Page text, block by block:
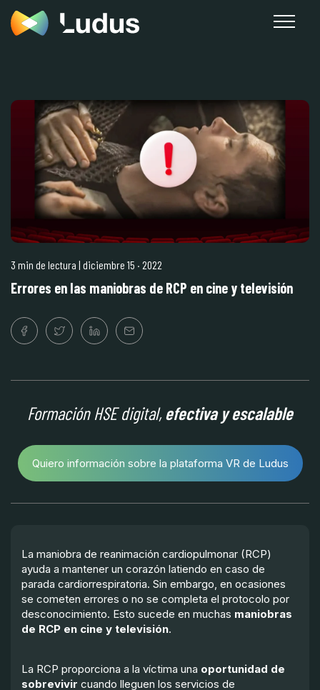
3 min de lectura | diciembre 15 · 2022
Errores en las maniobras de RCP en cine y televisión
Formación HSE digital,efectiva y escalable
Quiero información sobre la plataforma VR de Ludus
La maniobra de reanimación cardiopulmonar (RCP)
ayuda a mantener un corazón latiendo en caso de
parada cardiorrespiratoria. Sin embargo, en ocasiones
se cometen errores o no se completa el protocolo por
desconocimiento. Esto sucede en muchas maniobras
de RCP en cine y televisión.
La RCP proporciona a la víctima una oportunidad de
sobrevivir cuando lleguen los servicios de